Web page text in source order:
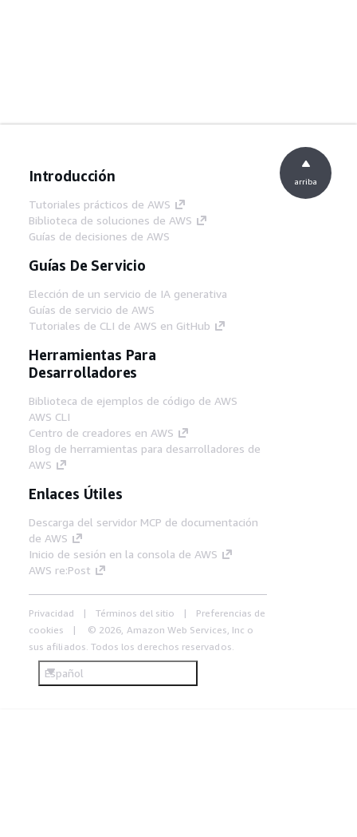
Introducción
Tutoriales prácticos de AWS
Biblioteca de soluciones de AWS
Guías de decisiones de AWS
Guías De Servicio
Elección de un servicio de IA generativa
Guías de servicio de AWS
Tutoriales de CLI de AWS en GitHub
Herramientas Para
Desarrolladores
Biblioteca de ejemplos de código de AWS
AWS CLI
Centro de creadores en AWS
Blog de herramientas para desarrolladores de
AWS
Enlaces Útiles
Descarga del servidor MCP de documentación
de AWS
Inicio de sesión en la consola de AWS
AWS re:Post
Privacidad Términos del sitio
Preferencias de
cookies
© 2026, Amazon Web Services, Inc o
sus afiliados. Todos los derechos reservados.
Español
arriba